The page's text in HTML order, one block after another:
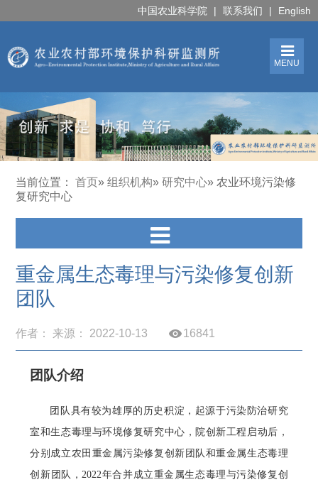
中国农业科学院 | 联系我们 | English
MENU
当前位置：首页»组织机构»研究中心» 农业环境污染修
复研究中心
重金属生态毒理与污染修复创新
团队
作者： 来源： 2022-10-13 16841
团队介绍
团队具有较为雄厚的历史积淀，起源于污染防治研究
室和生态毒理与环境修复研究中心，院创新工程启动后，
分别成立农田重金属污染修复创新团队和重金属生态毒理
创新团队，2022年合并成立重金属生态毒理与污染修复创